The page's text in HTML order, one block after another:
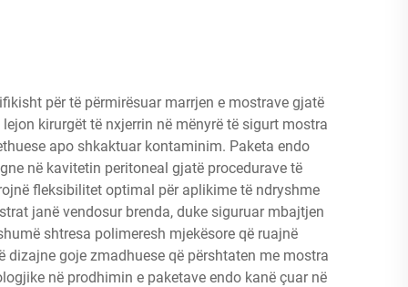
për të përmirësuar marrjen e mostrave gjatë
kirurgët të nxjerrin në mënyrë të sigurt mostra
apo shkaktuar kontaminim. Paketa endo
në kavitetin peritoneal gjatë procedurave të
fleksibilitet optimal për aplikime të ndryshme
janë vendosur brenda, duke siguruar mbajtjen
shtresa polimeresh mjekësore që ruajnë
goje zmadhuese që përshtaten me mostra
në prodhimin e paketave endo kanë çuar në